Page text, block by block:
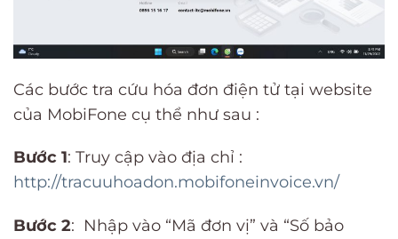
Các bước tra cứu hóa đơn điện tử tại website
của MobiFone cụ thể như sau :
Bước 1: Truy cập vào địa chỉ :
http://tracuuhoadon.mobifoneinvoice.vn/
Bước 2: Nhập vào “Mã đơn vị” và “Số bảo